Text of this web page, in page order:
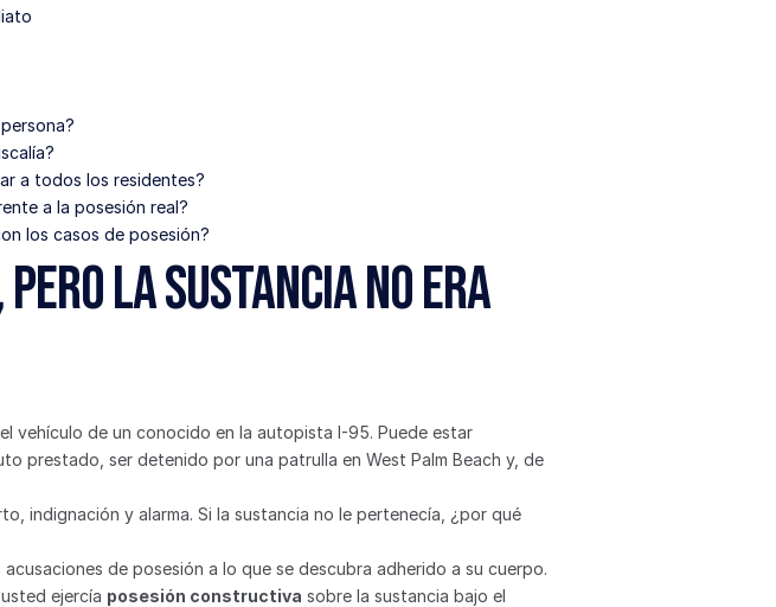
a todos los residentes?
a la posesión real?
los casos de posesión?
pero la sustancia no era
vehículo de un conocido en la autopista I-95. Puede estar
prestado, ser detenido por una patrulla en West Palm Beach y, de
indignación y alarma. Si la sustancia no le pertenecía, ¿por qué
de posesión a lo que se descubra adherido a su cuerpo.
ejercía posesión constructiva sobre la sustancia bajo el